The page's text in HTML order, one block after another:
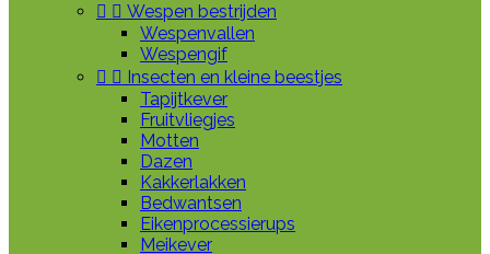
  Wespen bestrijden
Wespenvallen
Wespengif
  Insecten en kleine beestjes
Tapijtkever
Fruitvliegjes
Motten
Dazen
Kakkerlakken
Bedwantsen
Eikenprocessierups
Meikever